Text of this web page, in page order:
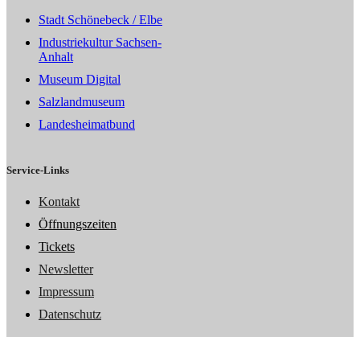
Stadt Schönebeck / Elbe
Industriekultur Sachsen-
Anhalt
Museum Digital
Salzlandmuseum
Landesheimatbund
Service-Links
Kontakt
Öffnungszeiten
Tickets
Newsletter
Impressum
Datenschutz